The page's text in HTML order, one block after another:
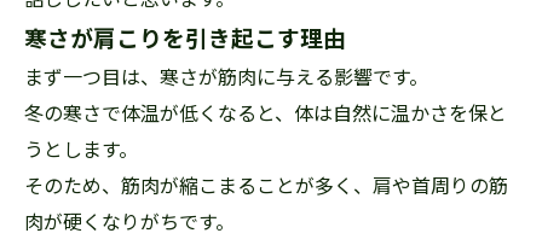
寒さが肩こりを引き起こす理由
まず一つ目は、寒さが筋肉に与える影響です。
冬の寒さで体温が低くなると、体は自然に温かさを保と
うとします。
そのため、筋肉が縮こまることが多く、肩や首周りの筋
肉が硬くなりがちです。